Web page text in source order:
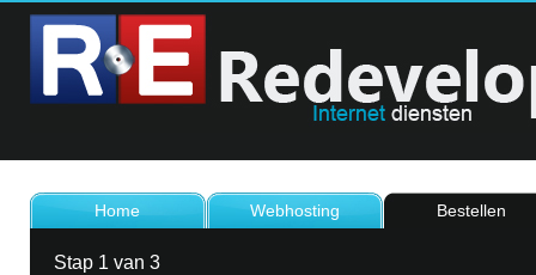
Home Webhosting Bestellen
Stap 1 van 3